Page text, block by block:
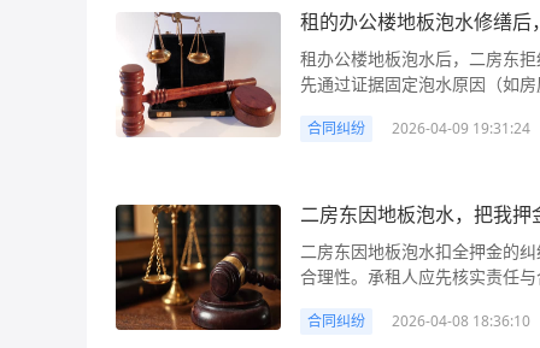
可能为15000×50%=7500元至
书面还款计划，明确每期支付
老板提供担保（如抵押物、担
径，尤其适合欠薪人数较多（
际经营地的劳动监察部门提交
工资（如生活费），保障劳动
拒不支付工资，且欠薪金额较
机关报案，追究其“拒不支付劳动
向劳动者及时足额支付劳动报
诉。 赔偿计算方法： 1. 退货退
全部价款。 2. 更换、修理：如
理；若修理后仍无法正常使用
伤害赔偿包括医疗费、护理费
者可以要求商家承担惩罚性赔
消费者购买商品的价款或者接
法律另有规定的，依照其规定
可要求价款三倍的赔偿，不足
最低的解决方式。消费者应主
解决问题。可以向商家出示相
商家协商无果，消费者可以向
机制，会介入调解。此外，还
时需提供详细的个人信息、商
裁或提起诉讼：若投诉后问题
诉。 赔偿计算方法： 1. 退货退
全部价款。 2. 更换、修理：如
理；若修理后仍无法正常使用
伤害赔偿包括医疗费、护理费
出示已支付租金的证据，尝试
给中介的部分），或重新签订
城乡建设局（中介行业主管部
要求介入调查；若中介公司已
成诈骗，可向辖区派出所报案
法： 租客可主张的赔偿包括直
定的押金金额全额主张（如合
元）。 2. 已付未住租金：已支
1个月，可主张15000元（6-
的搬家费（凭发票主张）、临
费者仍可主张退款。同时，商
损失，如交通费、误工费等。 行动建议： 1. 立即固定证据：第一时间保留订单截图、与商家的
聊天记录（明确商家拒绝退款
动与商家协商：通过平台聊天
3. 向平台投诉：若商家入驻第
详情页，找到“申请售后”“投诉
入调解，部分平台对商家有“先
台调解无效，拨打12315热线
准备法律诉讼：若涉及金额较
收时发现房屋存在结构缺陷、
用的承担问题——已投入的装修
承租人的经济权益。 例如，小
饮经营所需的排烟管道和消防
物交付承租人，并在租赁期限
响承租人合同目的实现（如无
合法性与过错责任：根据《民
为本身无不当，那么装修费损
租的办公楼地板泡水修缮
租办公楼地板泡水后，二房东
先通过证据固定泡水原因（如
证、书面催告、法律途径维权，同时注意
裂、防水失效）导致地板泡水
益。例如，王女士租赁某办公
5000元维修后，二房东以“漏水是
析： 从法律关系看，二房东作
合同纠纷 2026-04-09 19:31:24
二房东因地板泡水，把我押
二房东因地板泡水扣全押金的
合理性。承租人应先核实责任
有权要求返还押金。关键在于通过法
合同纠纷 2026-04-08 18:36:10